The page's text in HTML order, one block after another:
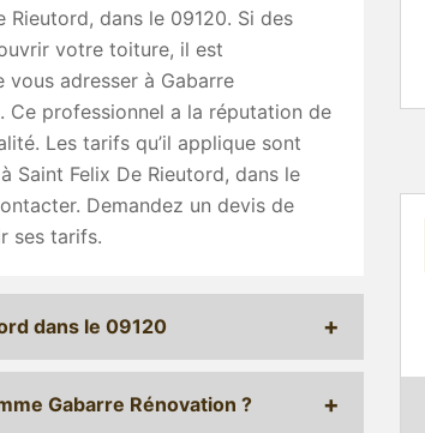
Rieutord, dans le 09120. Si des
votre toiture, il est
adresser à Gabarre
Ce professionnel a la réputation de
Les tarifs qu’il applique sont
Saint Felix De Rieutord, dans le
Demandez un devis de
ses tarifs.
dans le 09120
Gabarre Rénovation ?